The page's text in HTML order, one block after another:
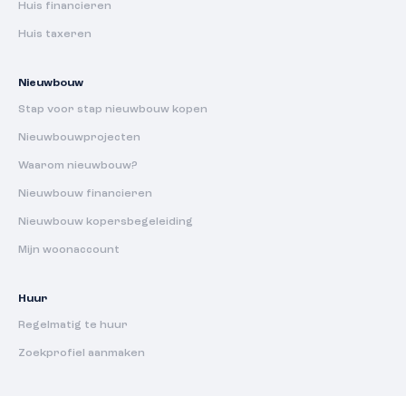
Huis financieren
Huis taxeren
Nieuwbouw
Stap voor stap nieuwbouw kopen
Nieuwbouwprojecten
Waarom nieuwbouw?
Nieuwbouw financieren
Nieuwbouw kopersbegeleiding
Mijn woonaccount
Huur
Regelmatig te huur
Zoekprofiel aanmaken